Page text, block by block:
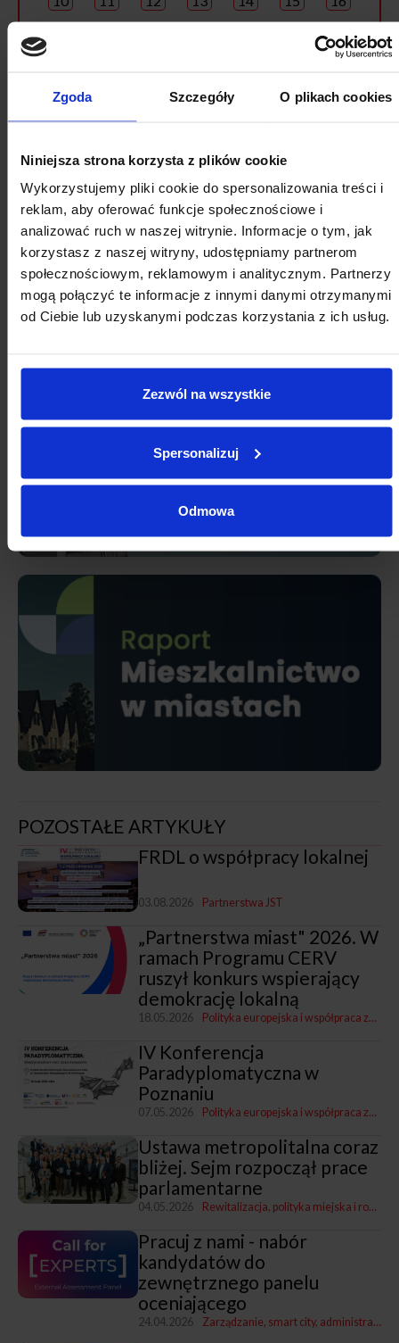
Zgoda Szczegóły O plikach cookies
Niniejsza strona korzysta z plików cookie
Wykorzystujemy pliki cookie do spersonalizowania treści i
reklam, aby oferować funkcje społecznościowe i
analizować ruch w naszej witrynie. Informacje o tym, jak
korzystasz z naszej witryny, udostępniamy partnerom
społecznościowym, reklamowym i analitycznym. Partnerzy
mogą połączyć te informacje z innymi danymi otrzymanymi
od Ciebie lub uzyskanymi podczas korzystania z ich usług.
Zezwól na wszystkie
Spersonalizuj
Odmowa
23
31 3 5 6
POZOSTAŁE ARTYKUŁY
FRDL o współpracy lokalnej
03.08.2026 Partnerstwa JST
„Partnerstwa miast" 2026. W
ramach Programu CERV
ruszył konkurs wspierający
demokrację lokalną
18.05.2026 Polityka europejska i współpraca zagraniczna
IV Konferencja
Paradyplomatyczna w
Poznaniu
07.05.2026 Polityka europejska i współpraca zagraniczna
Ustawa metropolitalna coraz
bliżej. Sejm rozpoczął prace
parlamentarne
04.05.2026 Rewitalizacja, polityka miejska i rozwój
Pracuj z nami - nabór
kandydatów do
zewnętrznego panelu
oceniającego
24.04.2026 Zarządzanie, smart city, administracja